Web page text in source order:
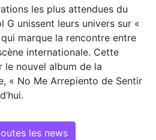
les plus attendues du
G unissent leurs univers sur «
marque la rencontre entre
internationale. Cette
nouvel album de la
« No Me Arrepiento de Sentir
les news